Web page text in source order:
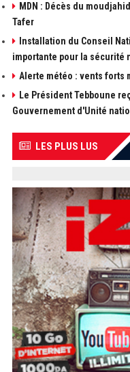
MDN : Décès du
Tafer
Installation du Conseil
importante pour la sécurité
Alerte météo : vents forts
Le Président Tebboune
Gouvernement d'Unité
LES PLUS LUS